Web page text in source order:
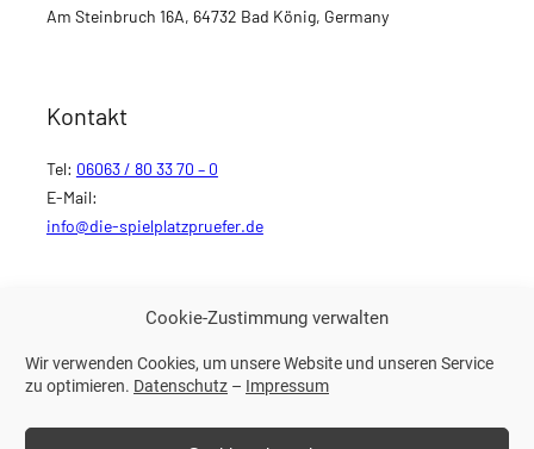
Cookie-Zustimmung verwalten
Wir verwenden Cookies, um unsere Website und unseren Service
zu optimieren. Datenschutz – Impressum
Am Steinbruch 16A, 64732 Bad König, Germany
Kontakt
Tel: 06063 / 80 33 70 – 0
E-Mail:
info@die-spielplatzpruefer.de
Weitere Links
Impressum